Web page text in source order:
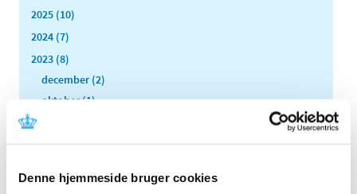
Denne hjemmeside bruger cookies
2025 (10)
2024 (7)
2023 (8)
december (2)
oktober (1)
august (2)
februar (1)